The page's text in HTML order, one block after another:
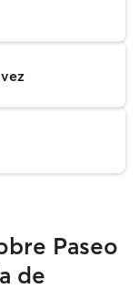
Paseo
de